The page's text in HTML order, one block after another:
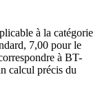
à la catégorie
7,00 pour le
à BT-
calcul précis du